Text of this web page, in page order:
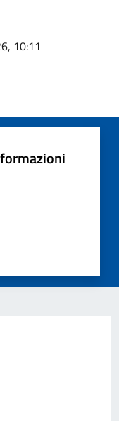
10:11